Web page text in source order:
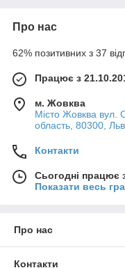
Про нас
62% позитивних з 37
Працює з
м. Жовква
Місто Жовква вул.
область, 80300,
Контакти
Сьогодні працює
Показати весь
Про нас
Контакти